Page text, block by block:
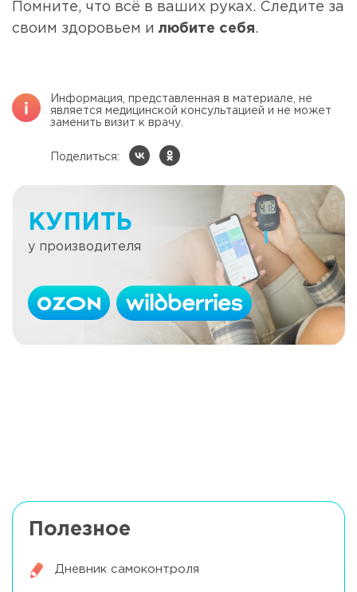
Помните, что всё в ваших руках. Следите за
своим здоровьем и любите себя.
Информация, представленная в материале, не
является медицинской консультацией и не может
заменить визит к врачу.
Поделиться:
КУПИТЬ
у производителя
Полезное
Дневник самоконтроля